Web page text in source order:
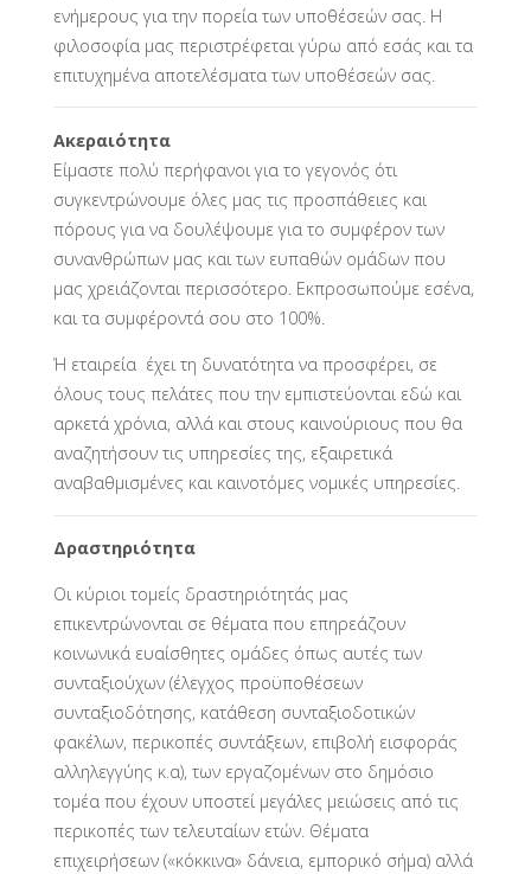
ενήμερους για την πορεία των υποθέσεών σας. Η
φιλοσοφία μας περιστρέφεται γύρω από εσάς και τα
επιτυχημένα αποτελέσματα των υποθέσεών σας.
Ακεραιότητα
Είμαστε πολύ περήφανοι για το γεγονός ότι
συγκεντρώνουμε όλες μας τις προσπάθειες και
πόρους για να δουλέψουμε για το συμφέρον των
συνανθρώπων μας και των ευπαθών ομάδων που
μας χρειάζονται περισσότερο. Εκπροσωπούμε εσένα,
και τα συμφέροντά σου στο 100%.
Ή εταιρεία έχει τη δυνατότητα να προσφέρει, σε
όλους τους πελάτες που την εμπιστεύονται εδώ και
αρκετά χρόνια, αλλά και στους καινούριους που θα
αναζητήσουν τις υπηρεσίες της, εξαιρετικά
αναβαθμισμένες και καινοτόμες νομικές υπηρεσίες.
Δραστηριότητα
Οι κύριοι τομείς δραστηριότητάς μας
επικεντρώνονται σε θέματα που επηρεάζουν
κοινωνικά ευαίσθητες ομάδες όπως αυτές των
συνταξιούχων (έλεγχος προϋποθέσεων
συνταξιοδότησης, κατάθεση συνταξιοδοτικών
φακέλων, περικοπές συντάξεων, επιβολή εισφοράς
αλληλεγγύης κ.α), των εργαζομένων στο δημόσιο
τομέα που έχουν υποστεί μεγάλες μειώσεις από τις
περικοπές των τελευταίων ετών. Θέματα
επιχειρήσεων («κόκκινα» δάνεια, εμπορικό σήμα) αλλά